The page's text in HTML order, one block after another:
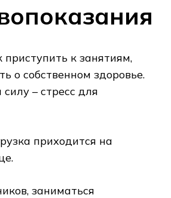
к занятиям,
о собственном здоровье.
– стресс для
приходится на
заниматься